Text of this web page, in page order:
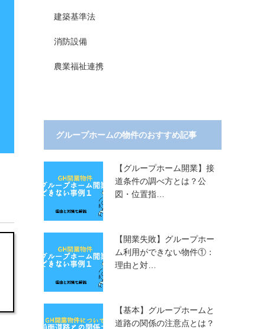
建築基準法
消防設備
農業福祉連携
グループホームの物件のおすすめ記事
【グループホーム開業】接
道条件の調べ方とは？公
図・位置指…
【開業失敗】グループホー
ム利用ができない物件①：
理由と対…
【基本】グループホームと
道路の関係の注意点とは？